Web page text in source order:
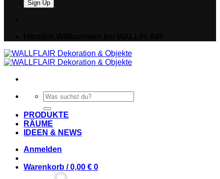
Suche
nach:
PRODUKTE
RÄUME
IDEEN & NEWS
Anmelden
Warenkorb /0,00 € 0